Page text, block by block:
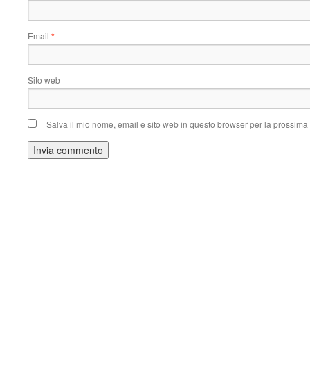
Email *
Sito web
Salva il mio nome, email e sito web in questo browser per la